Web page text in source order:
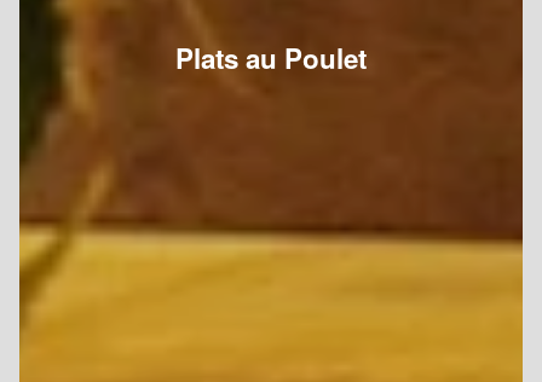
Plats au Poulet